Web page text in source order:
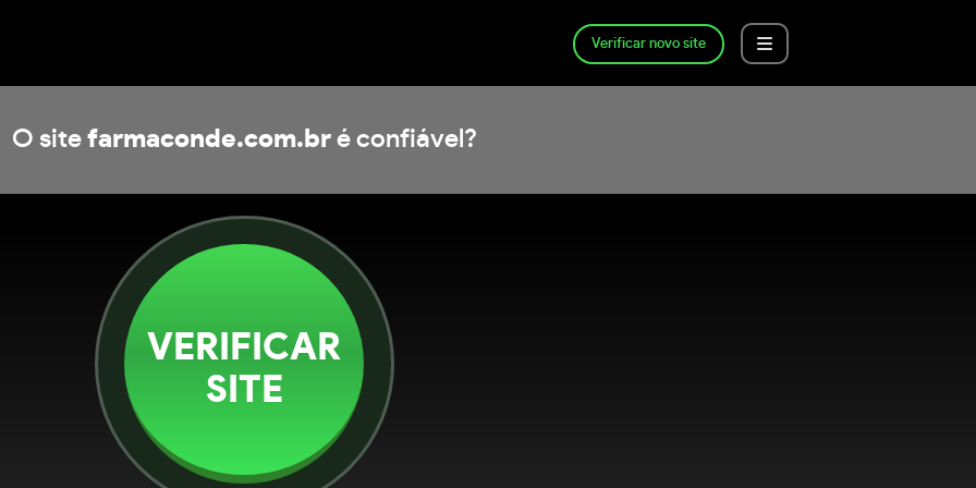
Verificar novo site
O site farmaconde.com.bré confiável?
VERIFICAR
SITE